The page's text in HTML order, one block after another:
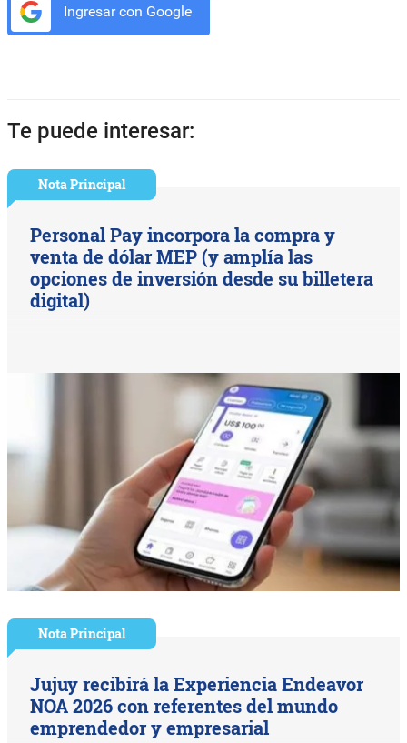
Ingresar con Google
Te puede interesar:
Nota Principal
Personal Pay incorpora la compra y
venta de dólar MEP (y amplía las
opciones de inversión desde su billetera
digital)
Nota Principal
Jujuy recibirá la Experiencia Endeavor
NOA 2026 con referentes del mundo
emprendedor y empresarial